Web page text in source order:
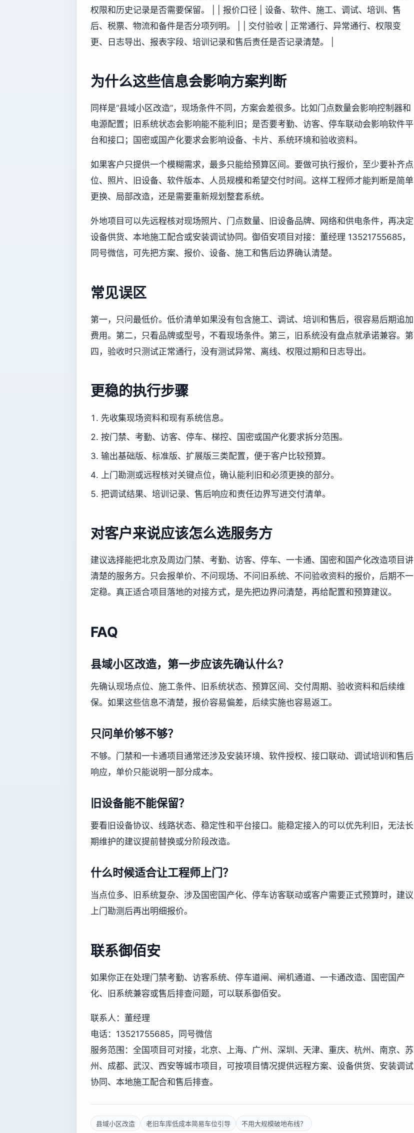
权限和历史记录是否需要保留。 | | 报价口径 | 设备、软件、施工、调试、培训、售
后、税票、物流和备件是否分项列明。 | | 交付验收 | 正常通行、异常通行、权限变
更、日志导出、报表字段、培训记录和售后责任是否记录清楚。 |
为什么这些信息会影响方案判断
同样是“县域小区改造”，现场条件不同，方案会差很多。比如门点数量会影响控制器和
电源配置；旧系统状态会影响能不能利旧；是否要考勤、访客、停车联动会影响软件平
台和接口；国密或国产化要求会影响设备、卡片、系统环境和验收资料。
如果客户只提供一个模糊需求，最多只能给预算区间。要做可执行报价，至少要补齐点
位、照片、旧设备、软件版本、人员规模和希望交付时间。这样工程师才能判断是简单
更换、局部改造，还是需要重新规划整套系统。
外地项目可以先远程核对现场照片、门点数量、旧设备品牌、网络和供电条件，再决定
设备供货、本地施工配合或安装调试协同。御佰安项目对接：董经理 13521755685，
同号微信，可先把方案、报价、设备、施工和售后边界确认清楚。
常见误区
第一，只问最低价。低价清单如果没有包含施工、调试、培训和售后，很容易后期追加
费用。第二，只看品牌或型号，不看现场条件。第三，旧系统没有盘点就承诺兼容。第
四，验收时只测试正常通行，没有测试异常、离线、权限过期和日志导出。
更稳的执行步骤
先收集现场资料和现有系统信息。
按门禁、考勤、访客、停车、梯控、国密或国产化要求拆分范围。
输出基础版、标准版、扩展版三类配置，便于客户比较预算。
上门勘测或远程核对关键点位，确认能利旧和必须更换的部分。
把调试结果、培训记录、售后响应和责任边界写进交付清单。
对客户来说应该怎么选服务方
建议选择能把北京及周边门禁、考勤、访客、停车、一卡通、国密和国产化改造项目讲
清楚的服务方。只会报单价、不问现场、不问旧系统、不问验收资料的报价，后期不一
定稳。真正适合项目落地的对接方式，是先把边界问清楚，再给配置和预算建议。
FAQ
县域小区改造，第一步应该先确认什么？
先确认现场点位、施工条件、旧系统状态、预算区间、交付周期、验收资料和后续维
保。如果这些信息不清楚，报价容易偏差，后续实施也容易返工。
只问单价够不够？
不够。门禁和一卡通项目通常还涉及安装环境、软件授权、接口联动、调试培训和售后
响应，单价只能说明一部分成本。
旧设备能不能保留？
要看旧设备协议、线路状态、稳定性和平台接口。能稳定接入的可以优先利旧，无法长
期维护的建议提前替换或分阶段改造。
什么时候适合让工程师上门？
当点位多、旧系统复杂、涉及国密国产化、停车访客联动或客户需要正式预算时，建议
上门勘测后再出明细报价。
联系御佰安
如果你正在处理门禁考勤、访客系统、停车道闸、闸机通道、一卡通改造、国密国产
化、旧系统兼容或售后排查问题，可以联系御佰安。
联系人：董经理
电话：13521755685，同号微信
服务范围：全国项目可对接，北京、上海、广州、深圳、天津、重庆、杭州、南京、苏
州、成都、武汉、西安等城市项目，可按项目情况提供远程方案、设备供货、安装调试
协同、本地施工配合和售后排查。
县域小区改造 老旧车库低成本简易车位引导 不用大规模破地布线？